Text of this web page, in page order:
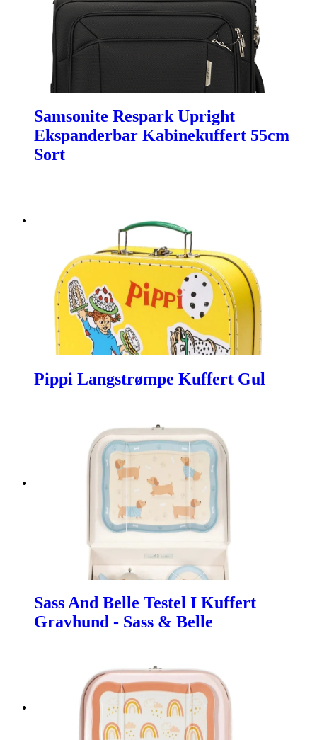
Samsonite Respark Upright
Ekspanderbar Kabinekuffert 55cm
Sort
Pippi Langstrømpe Kuffert Gul
Sass And Belle Testel I Kuffert
Gravhund - Sass & Belle